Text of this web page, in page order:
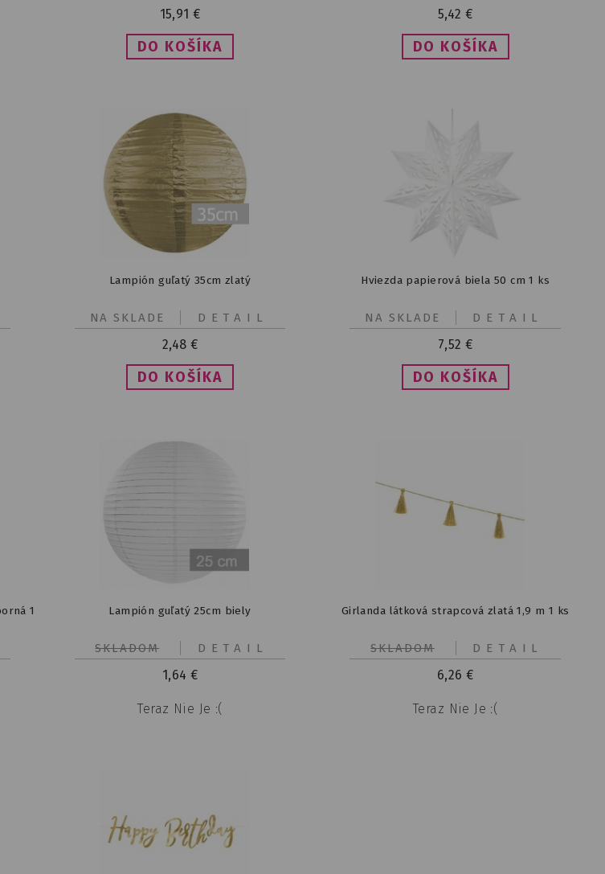
15,91 € 5,42 €
Lampión guľatý 35cm zlatý
2,48 €
DETAIL
NA SKLADE
Hviezda papierová biela 50 cm 1 ks
7,52 €
DETAIL
NA SKLADE
1
Lampión guľatý 25cm biely
1,64 €
Teraz Nie Je :(
DETAIL
SKLADOM
Girlanda látková strapcová zlatá 1,9 m 1 ks
6,26 €
Teraz Nie Je :(
DETAIL
SKLADOM